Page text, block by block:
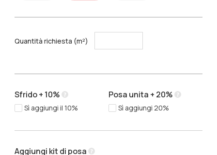
Quantità richiesta (m²)
Sfrido + 10%
Sì aggiungi il 10%
Posa unita + 20%
Sì aggiungi 20%
Aggiungi kit di posa